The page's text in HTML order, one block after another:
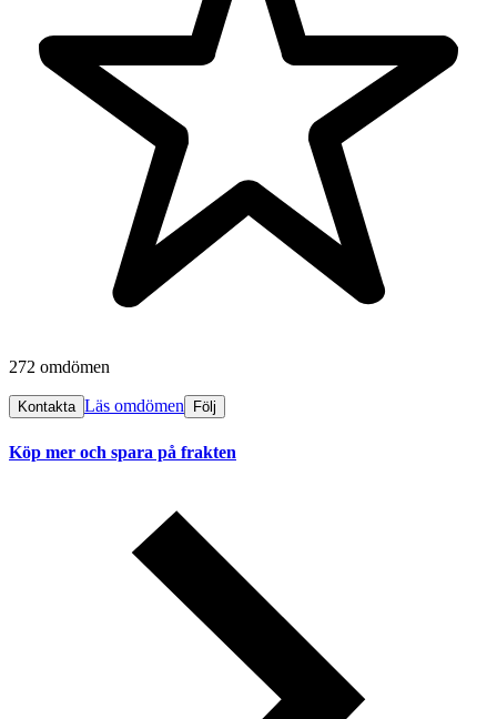
272 omdömen
Kontakta Läs omdömen Följ
Köp mer och spara på frakten